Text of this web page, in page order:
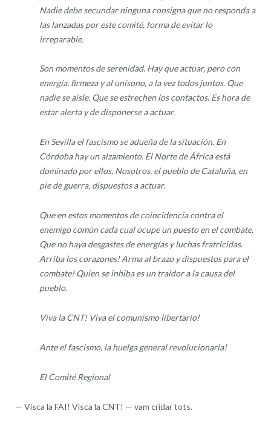
Nadie debe secundar ninguna consigna que no responda a
las lanzadas por este comité, forma de evitar lo
irreparable.
Son momentos de serenidad. Hay que actuar, pero con
energía, firmeza y al unísono, a la vez todos juntos. Que
nadie se aísle. Que se estrechen los contactos. Es hora de
estar alerta y de disponerse a actuar.
En Sevilla el fascismo se adueña de la situación. En
Córdoba hay un alzamiento. El Norte de África está
dominado por ellos. Nosotros, el pueblo de Cataluña, en
pie de guerra, dispuestos a actuar.
Que en estos momentos de coincidencia contra el
enemigo común cada cual ocupe un puesto en el combate.
Que no haya desgastes de energías y luchas fratricidas.
Arriba los corazones! Arma al brazo y dispuestos para el
combate! Quien se inhiba es un traidor a la causa del
pueblo.
Viva la CNT! Viva el comunismo libertario!
Ante el fascismo, la huelga general revolucionaria!
El Comité Regional
— Visca la FAI! Visca la CNT! — vam cridar tots.